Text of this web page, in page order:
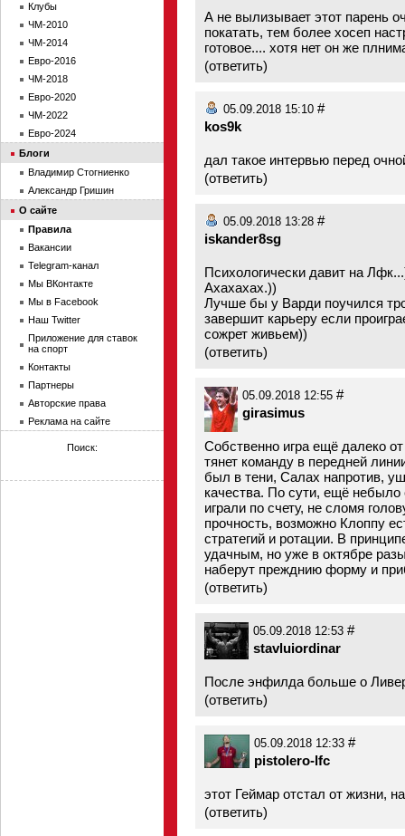
А не вылизывает этот парень
покатать, тем более хосеп
готовое.... хотя нет он же
(ответить)
05.09.2018 15:10 #
kos9k
дал такое интервью перед
(ответить)
05.09.2018 13:28 #
iskander8sg
Психологически давит на
Ахахахах.))
Лучше бы у Варди поучился
завершит карьеру если
сожрет живьем))
(ответить)
05.09.2018 12:55 #
girasimus
Собственно игра ещё далеко
тянет команду в передней
был в тени, Салах напротив,
качества. По сути, ещё небыло
играли по счету, не сломя
прочность, возможно Клоппу
стратегий и ротации. В
удачным, но уже в октябре
наберут прежднию форму и
(ответить)
05.09.2018 12:53 #
stavluiordinar
После энфилда больше о
(ответить)
05.09.2018 12:33 #
pistolero-lfc
этот Геймар отстал от жизни,
(ответить)
Клубы
ЧМ-2010
ЧМ-2014
Евро-2016
ЧМ-2018
Евро-2020
ЧМ-2022
Евро-2024
Блоги
Владимир Стогниенко
Александр Гришин
О сайте
Правила
Вакансии
Telegram-канал
Мы ВКонтакте
Мы в Facebook
Наш Twitter
Приложение для ставок
на спорт
Контакты
Партнеры
Авторские права
Реклама на сайте
Поиск: